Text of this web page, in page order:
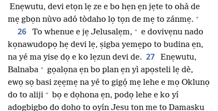
Enẹwutu, devi etọn lẹ ze e bo hẹn ẹn jẹte to ohà de
mẹ gbọn nùvo adó tòdaho lọ tọn de mẹ to zánmẹ. +
26 To whenue e jẹ Jelusalẹm, + e dovivẹnu nado
kọnawudopọ hẹ devi lẹ, ṣigba yemẹpo to budina ẹn,
na yé ma yise dọ e ko lẹzun devi de. 27
Enẹwutu,
Balnaba + gọalọna ẹn bo plan ẹn yì apọsteli lẹ dè,
ewọ sọ basi zẹẹmẹ na yé to gigọ́ mẹ lehe e mọ Oklunọ
do to aliji + bọ e dọhona ẹn, podọ lehe e ko yí
adọgbigbo do dọho to oyín Jesu tọn mẹ to Damasku